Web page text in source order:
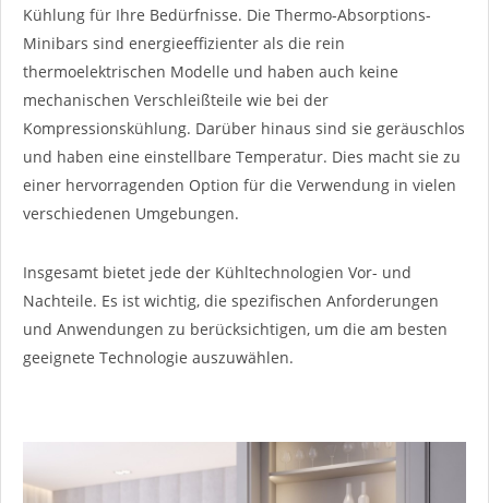
Kühlung für Ihre Bedürfnisse. Die Thermo-Absorptions-
Minibars sind energieeffizienter als die rein
thermoelektrischen Modelle und haben auch keine
mechanischen Verschleißteile wie bei der
Kompressionskühlung. Darüber hinaus sind sie geräuschlos
und haben eine einstellbare Temperatur. Dies macht sie zu
einer hervorragenden Option für die Verwendung in vielen
verschiedenen Umgebungen.
Insgesamt bietet jede der Kühltechnologien Vor- und
Nachteile. Es ist wichtig, die spezifischen Anforderungen
und Anwendungen zu berücksichtigen, um die am besten
geeignete Technologie auszuwählen.